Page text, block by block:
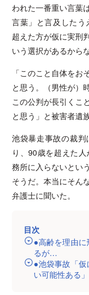
われた一番重い言葉
言葉」と言及した
超えた方が仮に実刑
いう選択があるから
「このこと自体を
と思う。（男性が）
この公判が長引くこ
と思う」と被害者遺
池袋暴走事故の裁
り、90歳を超えた
務所に入らないとい
そうだ。本当にそん
弁護士に聞いた。
目次
●高齢を理由
るが…
●池袋事故「
い可能性ある」